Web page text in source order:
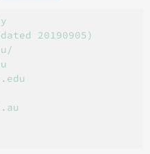
20190905)